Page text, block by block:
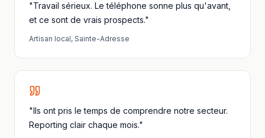
"Travail sérieux. Le téléphone sonne plus qu'avant,
et ce sont de vrais prospects."
Artisan local, Sainte-Adresse
"Ils ont pris le temps de comprendre notre secteur.
Reporting clair chaque mois."